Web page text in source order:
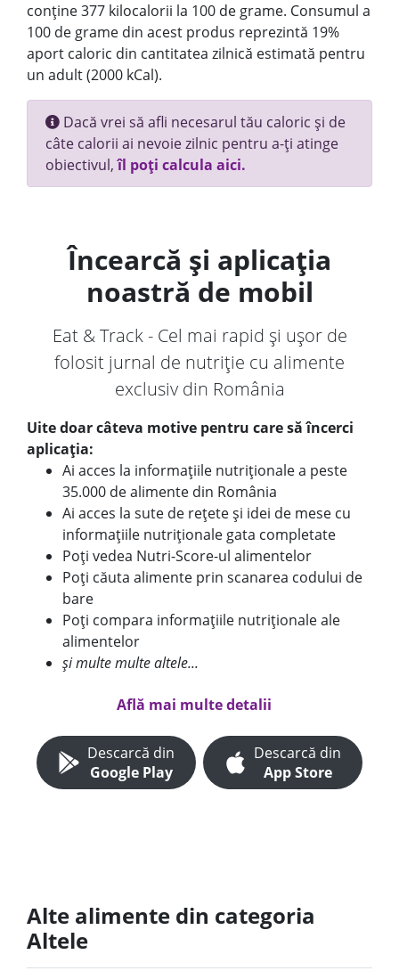
conține 377 kilocalorii la 100 de grame. Consumul a
100 de grame din acest produs reprezintă 19%
aport caloric din cantitatea zilnică estimată pentru
un adult (2000 kCal).
Dacă vrei să afli necesarul tău caloric și de
câte calorii ai nevoie zilnic pentru a-ți atinge
obiectivul,îl poți calcula aici.
Încearcă și aplicația
noastră de mobil
Eat & Track - Cel mai rapid și ușor de
folosit jurnal de nutriție cu alimente
exclusiv din România
Uite doar câteva motive pentru care să încerci
aplicația:
Ai acces la informațiile nutriționale a peste
35.000 de alimente din România
Ai acces la sute de rețete și idei de mese cu
informațiile nutriționale gata completate
Poți vedea Nutri-Score-ul alimentelor
Poți căuta alimente prin scanarea codului de
bare
Poți compara informațiile nutriționale ale
alimentelor
și multe multe altele...
Află mai multe detalii
Descarcă din
Google Play
Descarcă din
App Store
Alte alimente din categoria
Altele